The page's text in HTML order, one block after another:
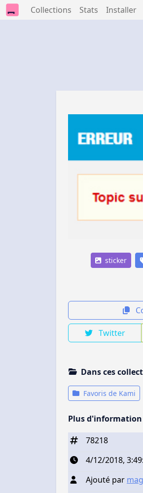
Collections Stats Installer
sticker
Twitter
Dans ces
Favoris de Kami
Plus d'information
78218
4/12/2018,
Ajouté par